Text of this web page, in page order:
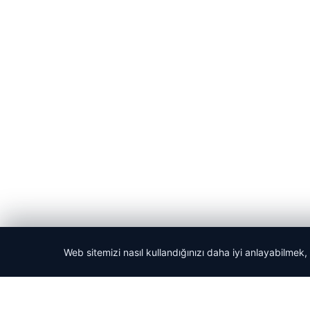
© 2026 Acil Rehber | Gündem Haberleri
Web sitemizi nasıl kullandığınızı daha iyi